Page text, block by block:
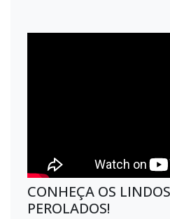
CONHEÇA OS
PEROLADOS!